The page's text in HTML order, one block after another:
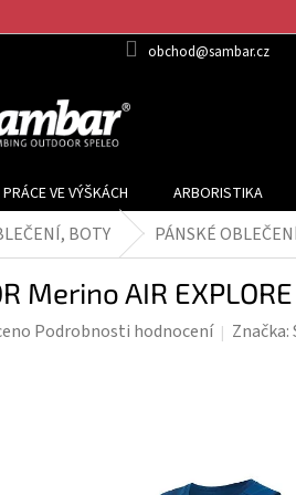
obchod@sambar.cz
PRÁCE VE VÝŠKÁCH ARBORISTIKA
BOTY PÁNSKÉ
Merino AIR
Podrobnosti hodnocení Značka: